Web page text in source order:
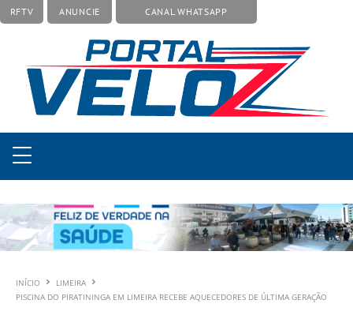
RFTV ANUNCIE CANAL WHATSAPP
INÍCIO
LIMEIRA
PISCINA DO PIRATININGA EM LIMEIRA RECEBE AQUECEDORES DE ÚLTIMA GERAÇÃO